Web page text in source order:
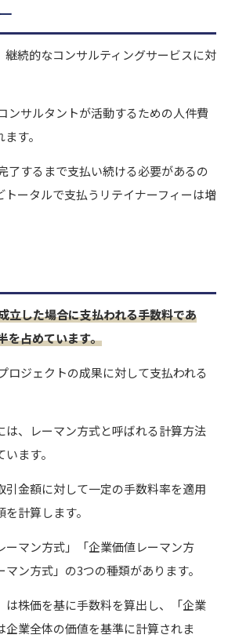
継続的なコンサルティングサービスに対
ンサルタントが活動するための人件費
す。
了するまで支払い続ける必要があるの
トータルで支払うリテイナーフィーは増
立した場合に支払われる手数料であ
を占めています。
ロジェクトの成果に対して支払われる
は、レーマン方式と呼ばれる計算方法
ます。
引金額に対して一定の手数料率を適用
計算します。
ーマン方式」「企業価値レーマン方
ン方式」の3つの種類があります。
は株価を基に手数料を算出し、「企業
企業全体の価値を基準に計算されま